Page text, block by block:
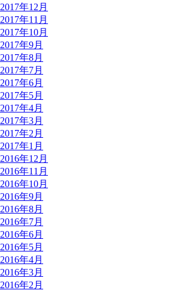
2017年12月
2017年11月
2017年10月
2017年9月
2017年8月
2017年7月
2017年6月
2017年5月
2017年4月
2017年3月
2017年2月
2017年1月
2016年12月
2016年11月
2016年10月
2016年9月
2016年8月
2016年7月
2016年6月
2016年5月
2016年4月
2016年3月
2016年2月